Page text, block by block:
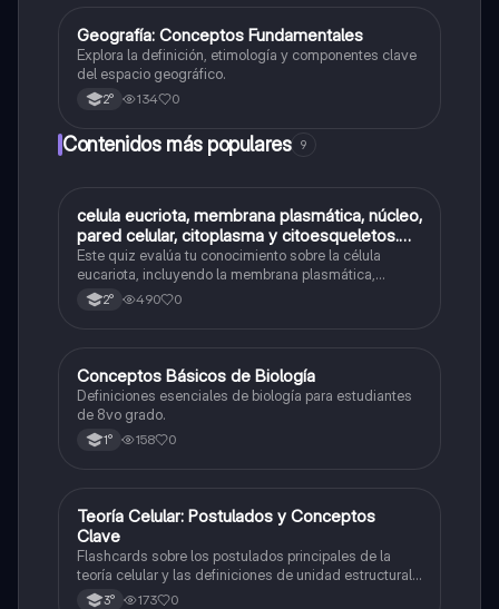
GGeografía
Geografía: Conceptos Fundamentales
Explora la definición, etimología y componentes clave
del espacio geográfico.
2° 134 0
Contenidos más populares 9
CBiología
celula eucriota, membrana plasmática, núcleo,
pared celular, citoplasma y citoesqueletos.
nombre se las partes de la celula eucariota
Este quiz evalúa tu conocimiento sobre la célula
eucariota, incluyendo la membrana plasmática,
núcleo, pared celular, citoplasma y citoesqueleto.
2° 490 0
CBiología
Conceptos Básicos de Biología
Definiciones esenciales de biología para estudiantes
de 8vo grado.
1° 158 0
TBiología
Teoría Celular: Postulados y Conceptos
Clave
Flashcards sobre los postulados principales de la
teoría celular y las definiciones de unidad estructural
y funcional.
3° 173 0